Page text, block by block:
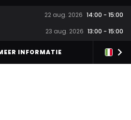
22 aug. 2026 14:00 - 15:00
23 aug. 2026 13:00 - 15:00
INFORMATIE